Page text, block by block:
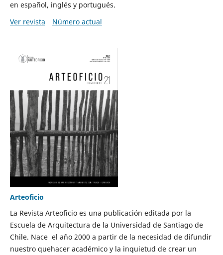
en español, inglés y portugués.
Ver revista
Número actual
Arteoficio
La Revista Arteoficio es una publicación editada por la
Escuela de Arquitectura de la Universidad de Santiago de
Chile. Nace el año 2000 a partir de la necesidad de difundir
nuestro quehacer académico y la inquietud de crear un